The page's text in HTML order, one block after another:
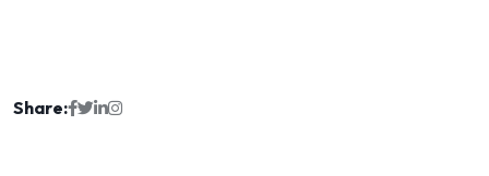
Share: